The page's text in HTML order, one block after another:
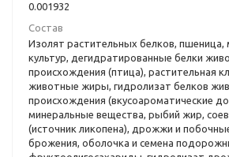
0.001932
Состав
Изолят растительных белков, пшеница,
культур, дегидратированные белки
происхождения (птица), растительная
животные жиры, гидролизат белков
происхождения (вкусоароматические
минеральные вещества, рыбий жир,
(источник ликопена), дрожжи и
брожения, оболочка и семена